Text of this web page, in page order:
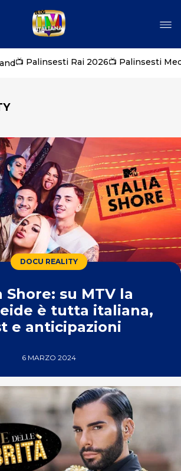
📺 Palinsesti Rai 2026📺 Palinsesti
DOCU REALITY
Shore: su MTV la
è tutta italiana,
e anticipazioni
6 MARZO 2024